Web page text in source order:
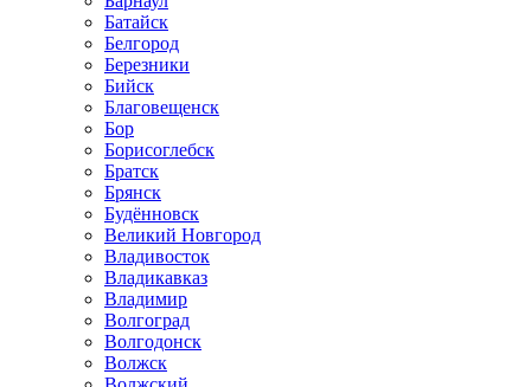
Батайск
Белгород
Березники
Бийск
Благовещенск
Бор
Борисоглебск
Братск
Брянск
Будённовск
Великий Новгород
Владивосток
Владикавказ
Владимир
Волгоград
Волгодонск
Волжск